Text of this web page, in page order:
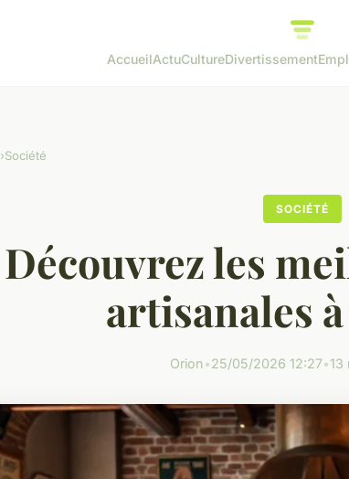
AccueilActuCultureDivertissement
›Société
SOCIÉTÉ
Découvrez les
artisanales
Orion•25/05/2026 12:27•13